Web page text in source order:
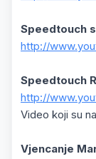
Speedtouch
http://
Speedtouch
http://
Video koji su
Vjencanje